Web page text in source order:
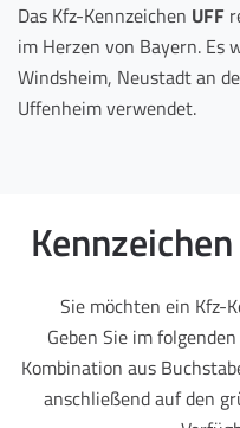
Das Kfz-Kennzeichen UFF
im Herzen von Bayern. Es
Windsheim, Neustadt an
Uffenheim verwendet.
Sie möchten ein Kfz-
Geben Sie im
Kombination aus
anschließend auf den